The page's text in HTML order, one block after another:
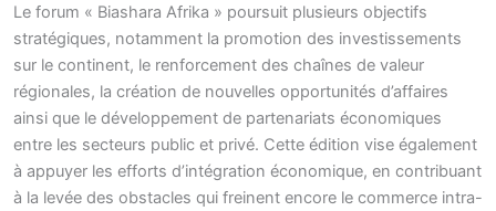
Le forum « Biashara Afrika » poursuit plusieurs objectifs
stratégiques, notamment la promotion des investissements
sur le continent, le renforcement des chaînes de valeur
régionales, la création de nouvelles opportunités d’affaires
ainsi que le développement de partenariats économiques
entre les secteurs public et privé. Cette édition vise également
à appuyer les efforts d’intégration économique, en contribuant
à la levée des obstacles qui freinent encore le commerce intra-